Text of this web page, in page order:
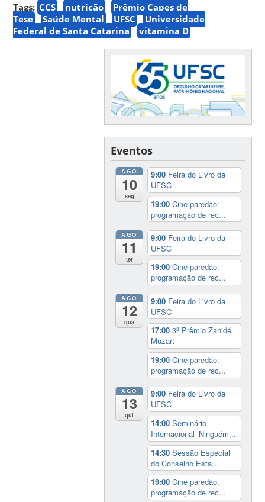
Tags: CCS nutrição
Prêmio Capes de
Tese
Saúde Mental UFSC
Universidade
Federal de Santa Catarina
vitamina D
Eventos
AGO
10
seg
9:00 Feira do Livro da
UFSC
19:00Cine paredão:
programação de rec...
AGO
11
ter
9:00 Feira do Livro da
UFSC
19:00Cine paredão:
programação de rec...
AGO
12
qua
9:00 Feira do Livro da
UFSC
17:003º Prêmio Zahidé
Muzart
19:00Cine paredão:
programação de rec...
AGO
13
qui
9:00 Feira do Livro da
UFSC
14:00Seminário
Internacional ‘Ninguém...
14:30Sessão Especial
do Conselho Esta...
19:00Cine paredão:
programação de rec...